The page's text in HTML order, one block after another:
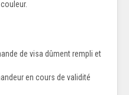
de visa dûment rempli et
en cours de validité